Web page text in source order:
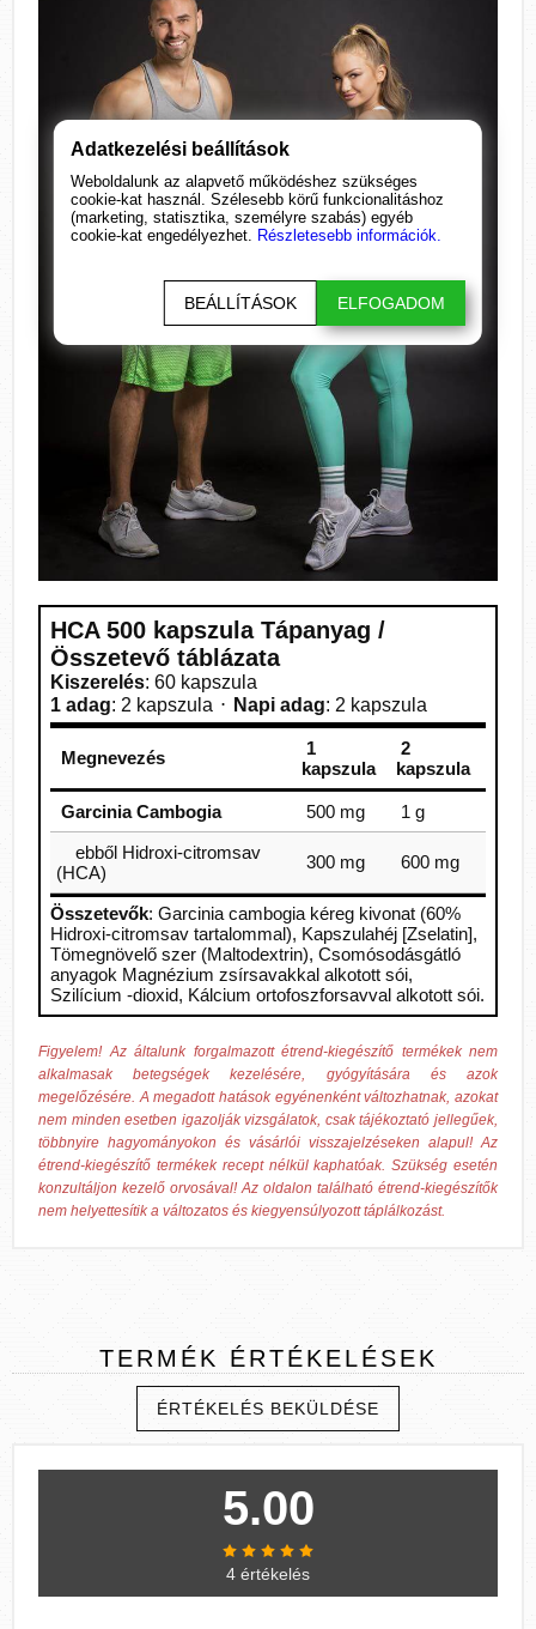
HCA 500 kapszula Tápanyag /
Összetevő táblázata
Kiszerelés: 60 kapszula
1 adag: 2 kapszula Napi adag: 2 kapszula
Megnevezés
1
kapszula
2
kapszula
Garcinia Cambogia 500 mg
1 g
ebből Hidroxi-citromsav
(HCA)
300 mg 600 mg
Összetevők: Garcinia cambogia kéreg kivonat (60%
Hidroxi-citromsav tartalommal), Kapszulahéj [Zselatin],
Tömegnövelő szer (Maltodextrin), Csomósodásgátló
anyagok Magnézium zsírsavakkal alkotott sói,
Szilícium -dioxid, Kálcium ortofoszforsavval alkotott sói.
Figyelem! Az általunk forgalmazott étrend-kiegészítő termékek nem
alkalmasak betegségek kezelésére, gyógyítására és azok
megelőzésére. A megadott hatások egyénenként változhatnak, azokat
nem minden esetben igazolják vizsgálatok, csak tájékoztató jellegűek,
többnyire hagyományokon és vásárlói visszajelzéseken alapul! Az
étrend-kiegészítő termékek recept nélkül kaphatóak. Szükség esetén
konzultáljon kezelő orvosával! Az oldalon található étrend-kiegészítők
nem helyettesítik a változatos és kiegyensúlyozott táplálkozást.
TERMÉK ÉRTÉKELÉSEK
ÉRTÉKELÉS BEKÜLDÉSE
5.00
4 értékelés
Adatkezelési beállítások
Weboldalunk az alapvető működéshez szükséges
cookie-kat használ. Szélesebb körű funkcionalitáshoz
(marketing, statisztika, személyre szabás) egyéb
cookie-kat engedélyezhet. Részletesebb információk.
BEÁLLÍTÁSOK ELFOGADOM